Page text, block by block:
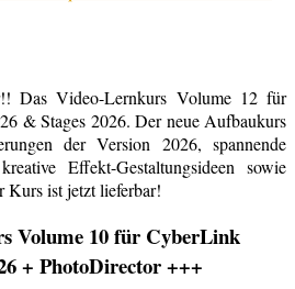
Das Video-Lernkurs Volume 12 für
& Stages 2026. Der neue Aufbaukurs
der Version 2026, spannende
Effekt-Gestaltungsideen sowie
Kurs ist jetzt lieferbar!
Volume 10 für CyberLink
+ PhotoDirector +++